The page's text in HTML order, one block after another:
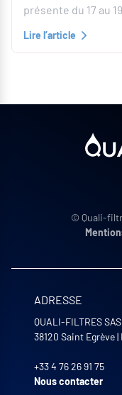
présente du 17 au
Lire l’article
© Quali-
ADRESSE
QUALI-FILTRES
38120 Saint Egrève|
+33 4 76 26 91 75
Nous contacter